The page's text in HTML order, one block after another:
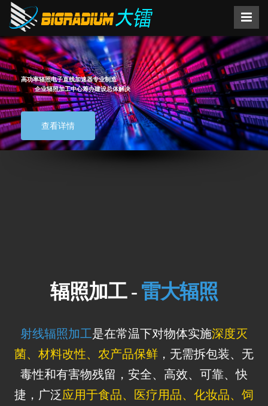
高功率辐照电子直线加速器专业制造
企业辐照加工中心筹办建设总体解决
查看详情
辐照加工 - 雷大辐照
射线辐照加工是在常温下对物体实施深度灭
菌、材料改性、农产品保鲜 ，无需拆包装、无
毒性和有害物残留，安全、高效、可靠、快
捷，广泛应用于食品、医疗用品、化妆品、饲